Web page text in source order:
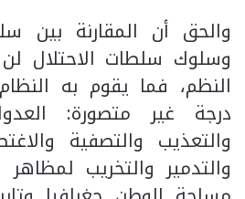
والحق أن المقارنة بين
وسلوك سلطات الاحتلال
النظم، فما يقوم به
درجة غير متصورة:
والتعذيب والتصفية
والتدمير والتخريب